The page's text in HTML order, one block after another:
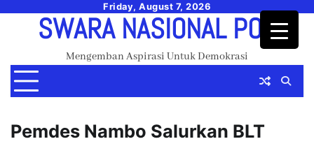
Friday, August 7, 2026
SWARA NASIONAL POS
Mengemban Aspirasi Untuk Demokrasi
Pemdes Nambo Salurkan BLT